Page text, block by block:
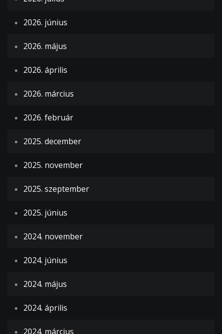
2026. június
2026. május
2026. április
2026. március
2026. február
2025. december
2025. november
2025. szeptember
2025. június
2024. november
2024. június
2024. május
2024. április
2024. március